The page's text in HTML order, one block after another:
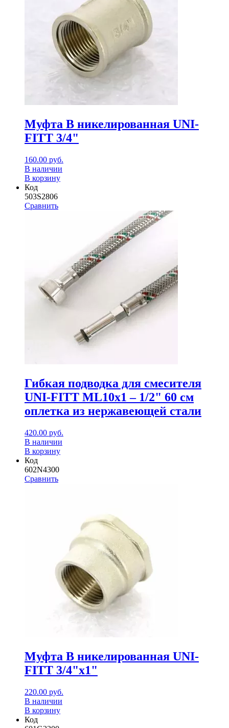
Муфта В никелированная UNI-
FITT 3/4"
160.00 руб.
В наличии
В корзину
Код
503S2806
Сравнить
Гибкая подводка для смесителя
UNI-FITT МL10х1 – 1/2" 60 см
оплетка из нержавеющей стали
420.00 руб.
В наличии
В корзину
Код
602N4300
Сравнить
Муфта В никелированная UNI-
FITT 3/4"x1"
220.00 руб.
В наличии
В корзину
Код